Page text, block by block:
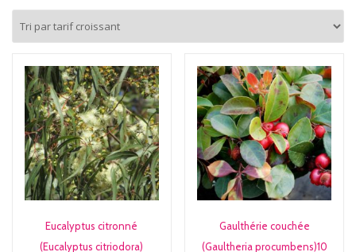
Eucalyptus citronné
(Eucalyptus citriodora)
Gaulthérie couchée
(Gaultheria procumbens)10